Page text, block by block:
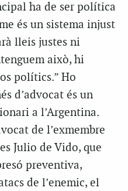
ha de ser política
és un sistema injust
lleis justes ni
això, hi
polítics.” Ho
d’advocat és un
a l’Argentina.
de l’exmembre
Julio de Vido, que
preventiva,
de l’enemic, el